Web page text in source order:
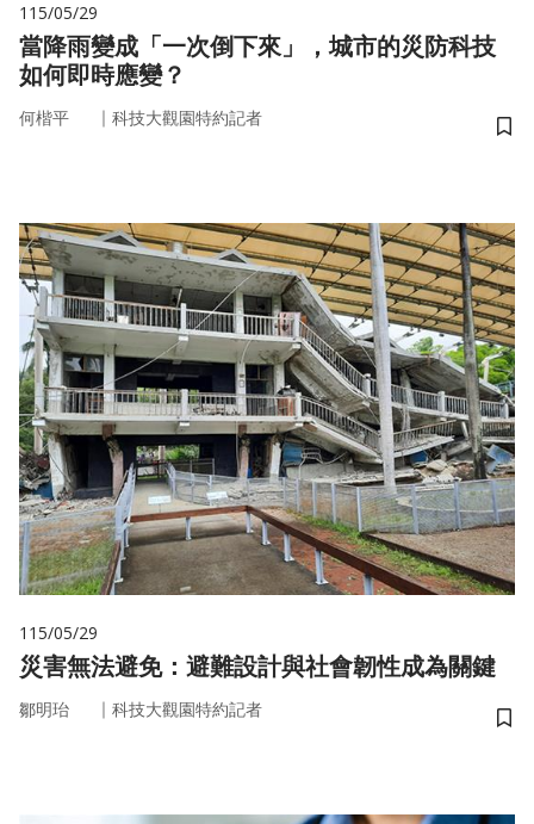
115/05/29
當降雨變成「一次倒下來」，城市的災防科技
如何即時應變？
何楷平 ｜ 科技大觀園特約記者
儲
115/05/29
災害無法避免：避難設計與社會韌性成為關鍵
鄒明珆 ｜ 科技大觀園特約記者
儲